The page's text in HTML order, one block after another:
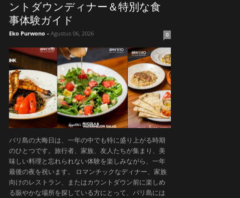
ントダウンディナー＆特別な食
事体験ガイド
Eko Purwono - Agustus 06, 2026 0
バリ島の大晦日は、一年の中でも特に盛り上がる時期
のひとつです。旅行者、家族、友人たちが集まり、美
味しい料理と忘れられない体験を楽しみながら、一年
最後の夜を祝います。 ロマンチックなディナー、家族
向けのレストラン、またはカウントダウン前に楽しめ
る賑やかな場所を探している方にとって、バリ島には